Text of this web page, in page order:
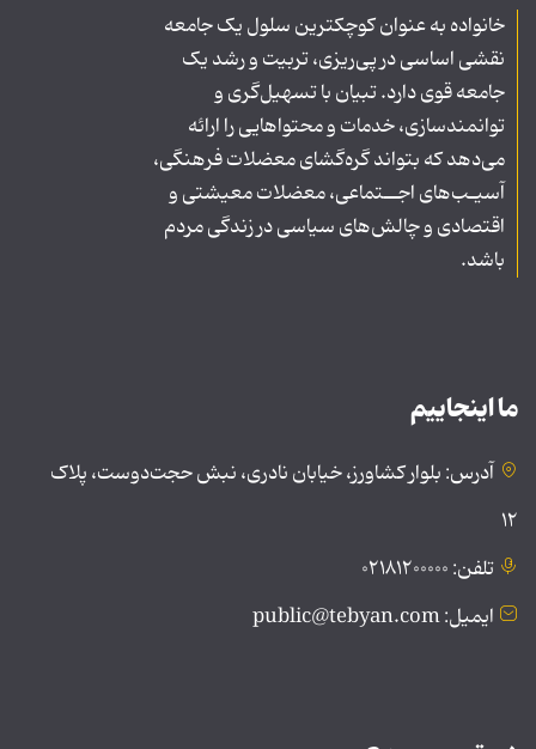
خانواده به عنوان کوچکترین سلول یک جامعه
نقشی اساسی در پی‌ریزی، تربیت و رشد یک
جامعه قوی دارد. تبیان با تسهیل‌گری و
توانمندسازی، خدمات و محتواهایی را ارائه
می‌دهد که بتواند گره‌گشای معضلات فرهنگی،
آسیـب‌های اجــتماعی، معضلات معیشتی و
اقتصادی و چالش‌های سیاسی در زندگی مردم
باشد.
ما اینجاییم
آدرس: بلوار کشاورز، خیابان نادری، نبش حجت‌دوست، پلاک
۱۲
تلفن: ۰۲۱۸۱۲۰۰۰۰۰
ایمیل: public@tebyan.com